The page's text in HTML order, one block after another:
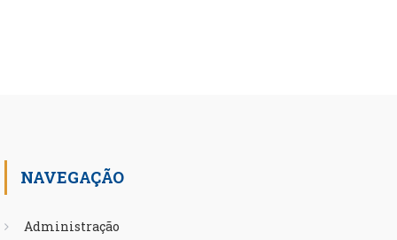
NAVEGAÇÃO
Administração